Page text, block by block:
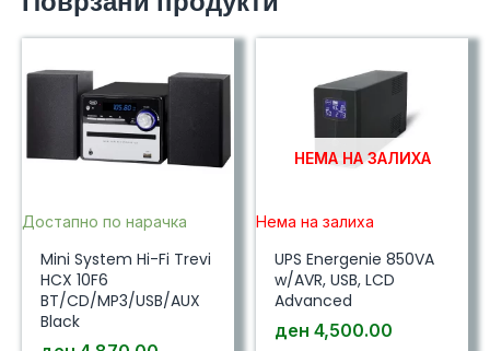
Достапно по нарачка
Mini System Hi-Fi Trevi
HCX 10F6
BT/CD/MP3/USB/AUX
Black
НЕМА НА ЗАЛИХА
Нема на залиха
UPS Energenie 850VA
w/AVR, USB, LCD
Advanced
ден 4,500.00